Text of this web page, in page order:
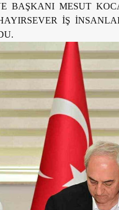
BAŞKANI MESUT
İŞ